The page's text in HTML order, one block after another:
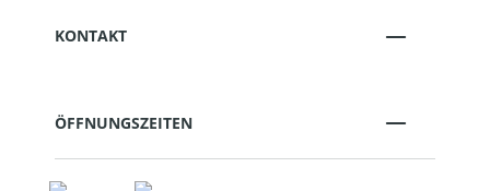
KONTAKT
ÖFFNUNGSZEITEN